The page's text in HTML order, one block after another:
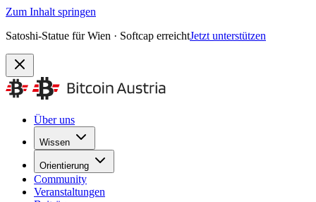
Zum Inhalt springen
Satoshi-Statue für Wien · Softcap erreichtJetzt unterstützen
Über uns
Wissen
Orientierung
Community
Veranstaltungen